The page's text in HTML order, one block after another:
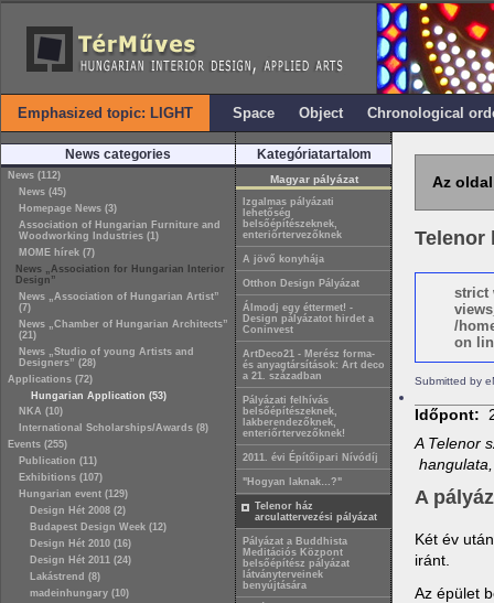
Emphasized topic: LIGHT Space Object Chronological
News categories
News (112)
News (45)
Homepage News (3)
Association of Hungarian Furniture and
Woodworking Industries (1)
MOME hírek (7)
News „Association for Hungarian Interior
Design”
News „Association of Hungarian Artist”
(7)
News „Chamber of Hungarian Architects”
(21)
News „Studio of young Artists and
Designers” (28)
Applications (72)
Hungarian Application (53)
NKA (10)
International Scholarships/Awards (8)
Events (255)
Publication (11)
Exhibitions (107)
Hungarian event (129)
Design Hét 2008 (2)
Budapest Design Week (12)
Design Hét 2010 (16)
Design Hét 2011 (24)
Lakástrend (8)
madeinhungary (10)
Kategóriatartalom
Magyar pályázat
Izgalmas pályázati
lehetőség
belsőépítészeknek,
enteriőrtervezőknek
A jövő konyhája
Otthon Design Pályázat
Álmodj egy éttermet! -
Design pályázatot hirdet a
Coninvest
ArtDeco21 - Merész forma-
és anyagtársítások: Art deco
a 21. században
Pályázati felhívás
belsőépítészeknek,
lakberendezőknek,
enteriőrtervezőknek!
2011. évi Építőipari Nívódíj
"Hogyan laknak…?"
Telenor ház
arculattervezési pályázat
Pályázat a Buddhista
Meditációs Központ
belsőépítész pályázat
látványterveinek
benyújtására
Az
Telenor
strict
/
on
Submitted by
Időpont:
A Telenor
A
Két év
iránt.
Az épület